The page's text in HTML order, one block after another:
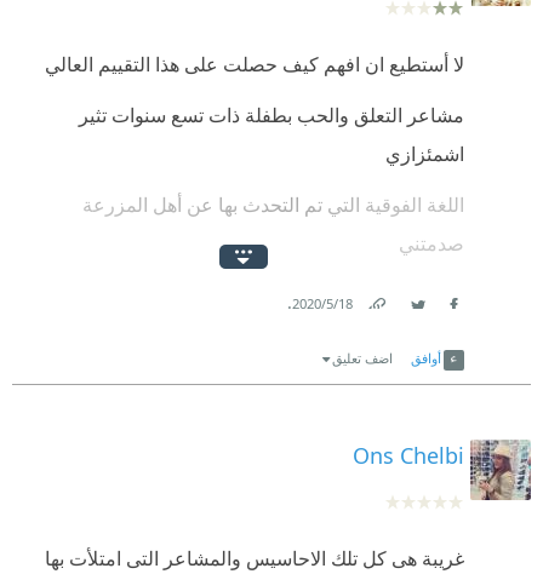
لم تروق لى القصة ولكن بذل فى كتابتها جهد كبير منحها
لا أستطيع ان افهم كيف حصلت على هذا التقييم العالي
مشاعر التعلق والحب بطفلة ذات تسع سنوات تثير
اشمئزازي
اللغة الفوقية التي تم التحدث بها عن أهل المزرعة
صدمتني
الشخصيات السطحية من أول القصة حتى أخرها بلا أي
ثم قصة الحر والحرارة والاشتعال والفرن التي تم تكريرها
18‏/5‏/2020
.
أوافق اضف تعليق
Ons Chelbi
غريبة هى كل تلك الاحاسيس والمشاعر التى امتلأت بها